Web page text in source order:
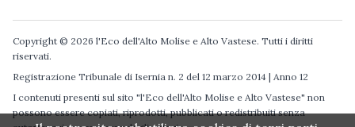
Copyright © 2026 l'Eco dell'Alto Molise e Alto Vastese. Tutti i diritti
riservati.
Registrazione Tribunale di Isernia n. 2 del 12 marzo 2014 | Anno 12
I contenuti presenti sul sito "l'Eco dell'Alto Molise e Alto Vastese" non
possono essere copiati, riprodotti, pubblicati o redistribuiti senza